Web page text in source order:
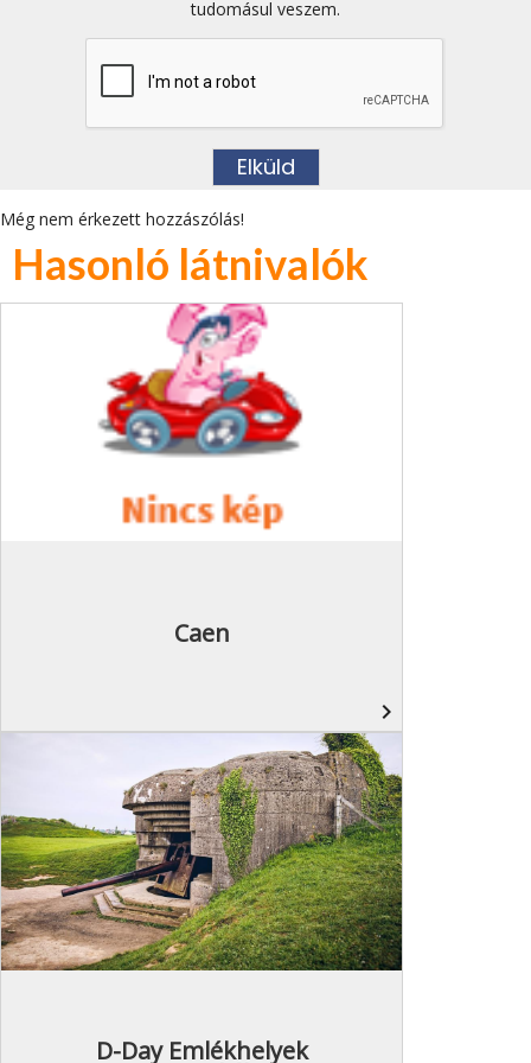
tudomásul veszem.
Még nem érkezett hozzászólás!
Hasonló látnivalók
Caen
navigate_next
D-Day Emlékhelyek